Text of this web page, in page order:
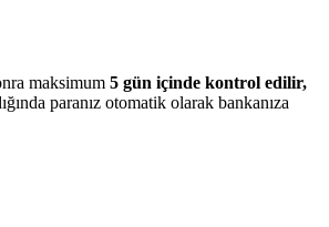
maksimum 5 gün içinde kontrol edilir,
paranız otomatik olarak bankanıza